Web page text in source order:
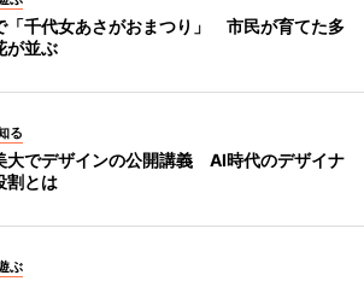
「千代女あさがおまつり」 市民が育てた多
が並ぶ
る
大でデザインの公開講義 AI時代のデザイナ
割とは
ぶ